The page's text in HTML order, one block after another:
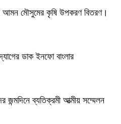
আমন মৌসুমের কৃষি উপকরণ বিতরণ।
ডাক ইনফো বাংলার
জন্মদিনে ব্যতিক্রমী আত্মীয় সম্মেলন